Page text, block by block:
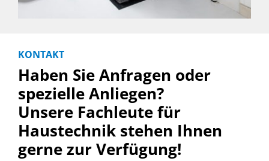
KONTAKT
Haben Sie Anfragen oder
spezielle Anliegen?
Unsere Fachleute für
Haustechnik stehen Ihnen
gerne zur Verfügung!